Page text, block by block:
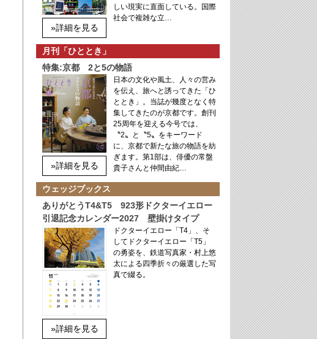
»詳細を見る
しい現実に直面している。国際
社会で複雑な立…
月刊「ひととき」
特集:京都 2と5の物語
»詳細を見る
日本の文化や風土、人々の営み
を伝え、旅へと誘ってきた「ひ
ととき」。当誌が幾度となく特
集してきたのが京都です。創刊
25周年を迎える今号では、
〝2〟と〝5〟をキーワード
に、京都で新たな旅の物語を紡
ぎます。第1部は、俳優の常盤
貴子さんと仲間由紀…
ウェッジブックス
ありがとうT4&T5 923形ドクターイエロー
引退記念カレンダー2027 壁掛けタイプ
»詳細を見る
ドクターイエロー「T4」、そ
してドクターイエロー「T5」
の勇姿を、鉄道写真家・村上悠
太による四季折々の厳選した写
真で綴る。